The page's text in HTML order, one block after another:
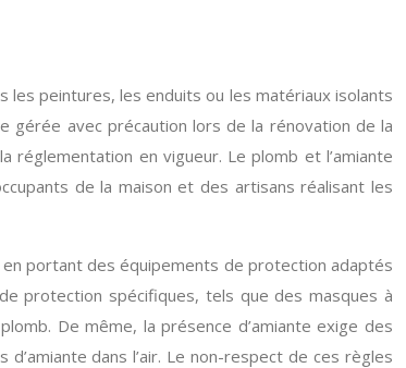
les peintures, les enduits ou les matériaux isolants
gérée avec précaution lors de la rénovation de la
en vigueur. Le plomb et l’amiante
de la maison et des artisans réalisant les
portant des équipements de protection adaptés
protection spécifiques, tels que des masques à
De même, la présence d’amiante exige des
dans l’air. Le non-respect de ces règles